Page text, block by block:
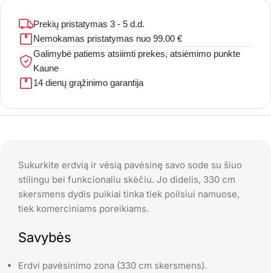
Prekių pristatymas 3 - 5 d.d.
Nemokamas pristatymas nuo 99.00 €
Galimybė patiems atsiimti prekes, atsiėmimo punkte
Kaune
14 dienų grąžinimo garantija
Sukurkite erdvią ir vėsią pavėsinę savo sode su šiuo
stilingu bei funkcionaliu skėčiu. Jo didelis, 330 cm
skersmens dydis puikiai tinka tiek poilsiui namuose,
tiek komerciniams poreikiams.
Savybės
Erdvi pavėsinimo zona (330 cm skersmens).